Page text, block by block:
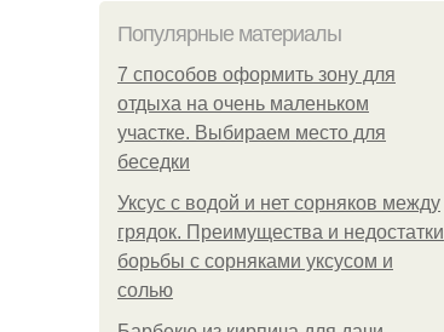
Популярные материалы
7 способов оформить зону для
отдыха на очень маленьком
участке. Выбираем место для
беседки
Уксус с водой и нет сорняков между
грядок. Преимущества и недостатки
борьбы с сорняками уксусом и
солью